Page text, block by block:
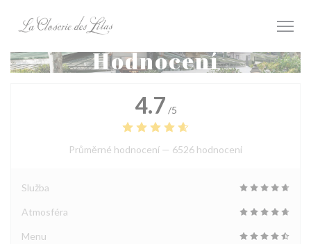
Hodnocení
4.7 /5
Průměrné hodnocení — 6526 hodnoceni
Služba
Atmosféra
Menu